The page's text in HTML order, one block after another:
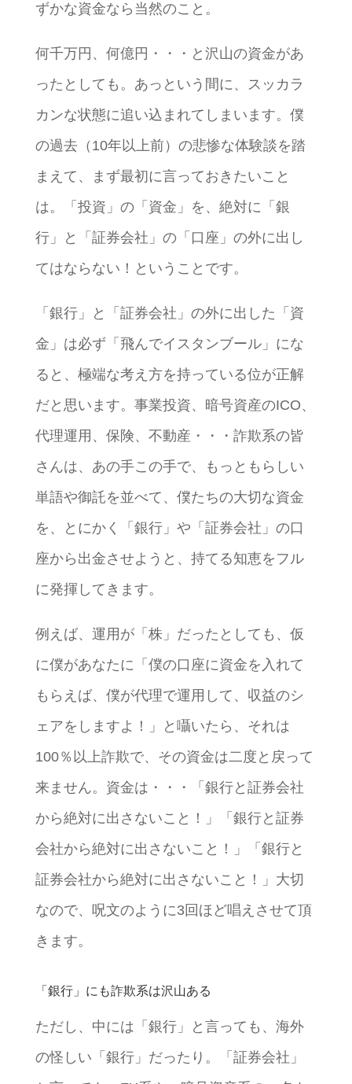
ずかな資金なら当然のこと。
何千万円、何億円・・・と沢山の資金があ
ったとしても。あっという間に、スッカラ
カンな状態に追い込まれてしまいます。僕
の過去（10年以上前）の悲惨な体験談を踏
まえて、まず最初に言っておきたいこと
は。「投資」の「資金」を、絶対に「銀
行」と「証券会社」の「口座」の外に出し
てはならない！ということです。
「銀行」と「証券会社」の外に出した「資
金」は必ず「飛んでイスタンブール」にな
ると、極端な考え方を持っている位が正解
だと思います。事業投資、暗号資産のICO、
代理運用、保険、不動産・・・詐欺系の皆
さんは、あの手この手で、もっともらしい
単語や御託を並べて、僕たちの大切な資金
を、とにかく「銀行」や「証券会社」の口
座から出金させようと、持てる知恵をフル
に発揮してきます。
例えば、運用が「株」だったとしても、仮
に僕があなたに「僕の口座に資金を入れて
もらえば、僕が代理で運用して、収益のシ
ェアをしますよ！」と囁いたら、それは
100％以上詐欺で、その資金は二度と戻って
来ません。資金は・・・「銀行と証券会社
から絶対に出さないこと！」「銀行と証券
会社から絶対に出さないこと！」「銀行と
証券会社から絶対に出さないこと！」大切
なので、呪文のように3回ほど唱えさせて頂
きます。
「銀行」にも詐欺系は沢山ある
ただし、中には「銀行」と言っても、海外
の怪しい「銀行」だったり。「証券会社」